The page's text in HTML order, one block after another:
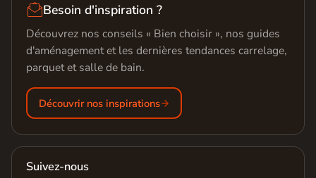
Besoin d'inspiration ?
Découvrez nos conseils « Bien choisir », nos guides
d'aménagement et les dernières tendances carrelage,
parquet et salle de bain.
Découvrir nos inspirations
Suivez-nous